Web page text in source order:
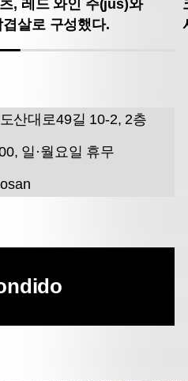
, 레드 와인 주(jus)와
살로 구성했다.
산대로49길 10-2, 2층
일·월요일 휴무